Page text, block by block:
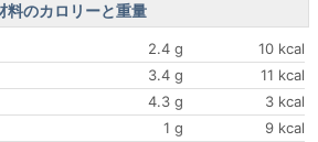
料のカロリーと重量
2.4 g
10 kcal
3.4 g
11 kcal
4.3 g
3 kcal
1 g
9 kcal